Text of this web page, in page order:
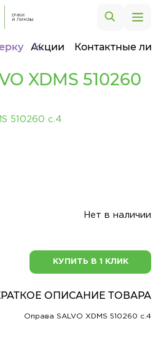
Акции Контактные
XDMS 510260
Нет в наличии
КУПИТЬ В 1 КЛИК
ОПИСАНИЕ ТОВАРА
Оправа SALVO XDMS 510260 c.4